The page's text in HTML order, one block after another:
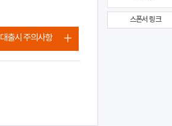
대출시 주의사항
스폰서 링크